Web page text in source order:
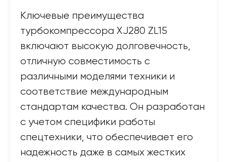
Ключевые преимущества
турбокомпрессора XJ280 ZL15
включают высокую долговечность,
отличную совместимость с
различными моделями техники и
соответствие международным
стандартам качества. Он разработан
с учетом специфики работы
спецтехники, что обеспечивает его
надежность даже в самых жестких